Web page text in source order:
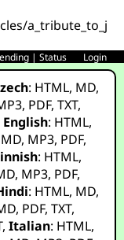
|Status Login
: HTML, MD,
, PDF,TXT,
English: HTML,
MD, MP3, PDF,
: HTML,
, MP3, PDF,
: HTML, MD,
, PDF,TXT,
,Italian: HTML,